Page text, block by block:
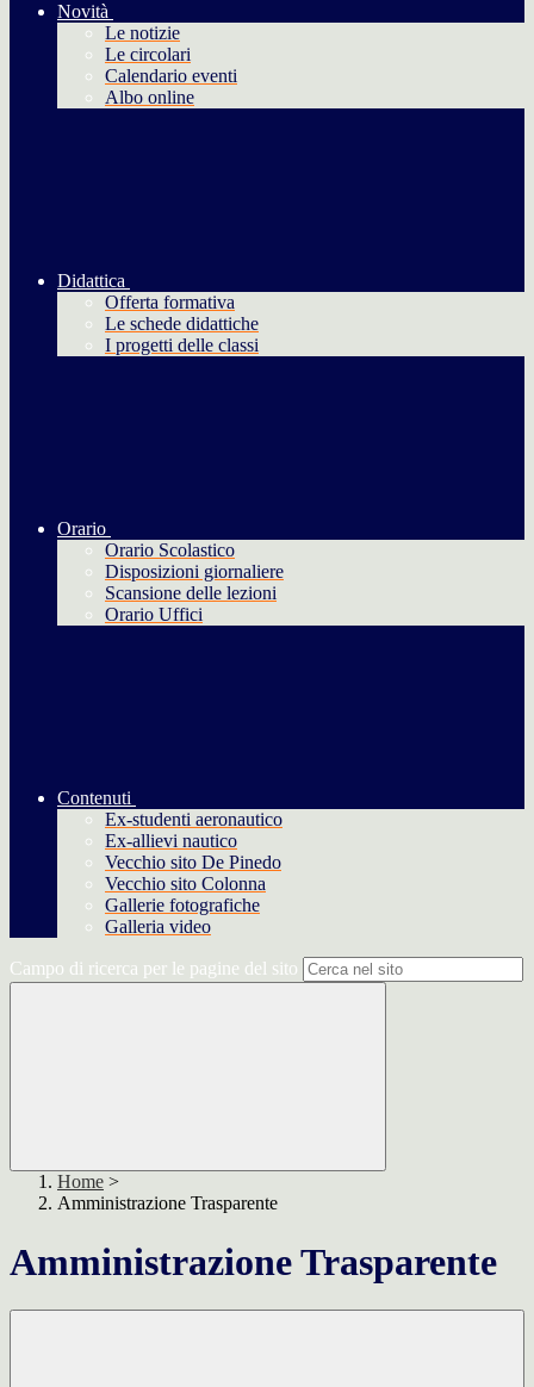
Novità
Le notizie
Le circolari
Calendario eventi
Albo online
Didattica
Offerta formativa
Le schede didattiche
I progetti delle classi
Orario
Orario Scolastico
Disposizioni giornaliere
Scansione delle lezioni
Orario Uffici
Contenuti
Ex-studenti aeronautico
Ex-allievi nautico
Vecchio sito De Pinedo
Vecchio sito Colonna
Gallerie fotografiche
Galleria video
Campo di ricerca per le pagine del sito
Home >
Amministrazione Trasparente
Amministrazione Trasparente